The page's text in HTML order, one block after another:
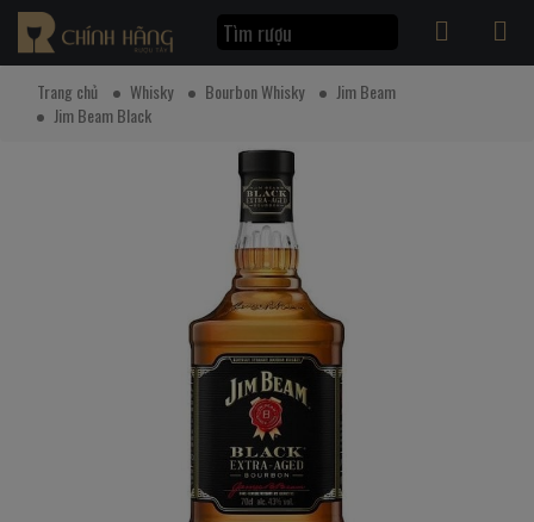
Trang chủ Whisky Bourbon Whisky
Jim Beam
Jim Beam Black